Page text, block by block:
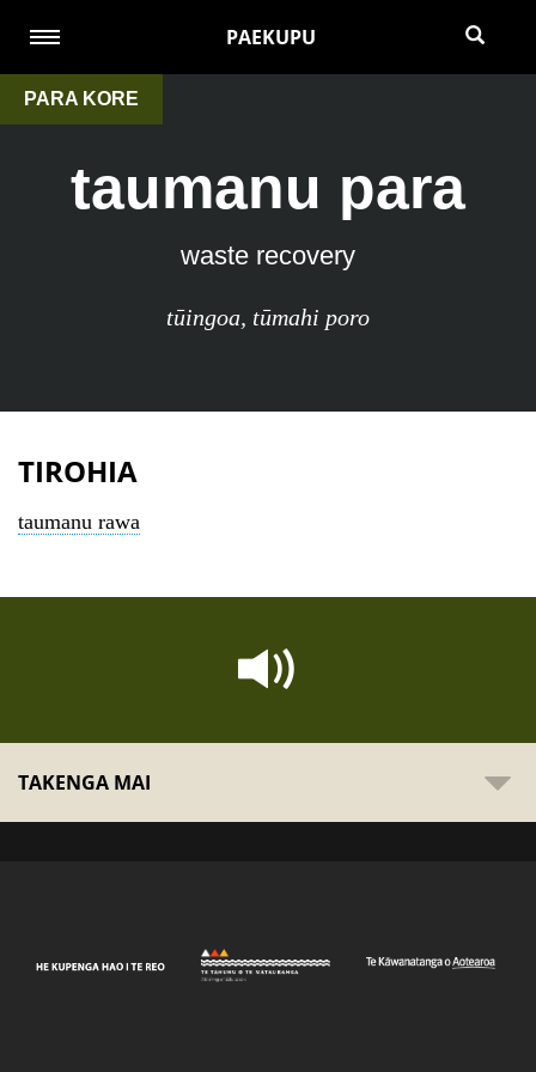
PAEKUPU
PARA KORE
taumanu para
waste recovery
tūingoa, tūmahi poro
TIROHIA
taumanu rawa
TAKENGA MAI